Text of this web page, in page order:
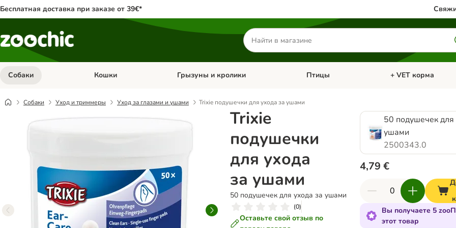
Бесплатная доставка при заказе от 39€*
Поиск
товаров
Собаки Откройте меню категории: Собаки
Кошки Откройте меню категории: Кошки
Грызуны и кролики Откройте меню категории: Грызуны и кролики
Птицы Откройте меню
+ VET корма
Собаки Уход и триммеры Уход за глазами и ушами Trixie подушечки для ухода за ушами
Trixie
подушечки
для ухода
за ушами
50 подушечек для ухода за ушами
(0)
Оставьте свой отзыв по
50 подушечек для
ушами
2500343.0
4,79 €
Вы получаете 5
этот товар